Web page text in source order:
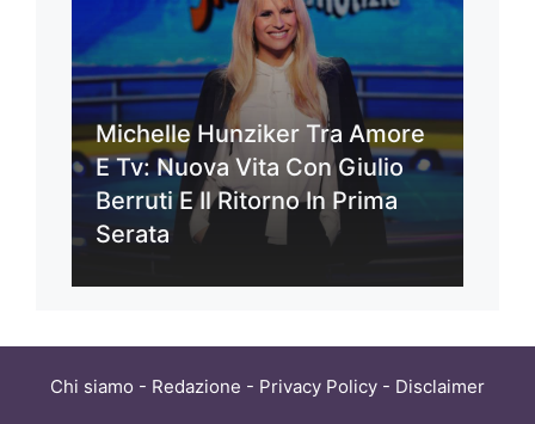
Michelle Hunziker Tra Amore
E Tv: Nuova Vita Con Giulio
Berruti E Il Ritorno In Prima
Serata
Chi siamo - Redazione - Privacy Policy - Disclaimer